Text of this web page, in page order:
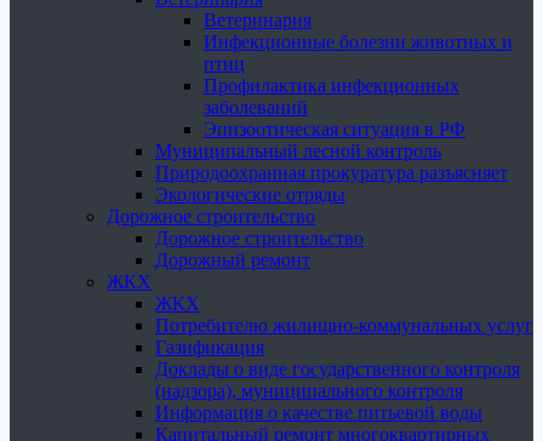
Ветеринария
Инфекционные болезни животных и
птиц
Профилактика инфекционных
заболеваний
Эпизоотическая ситуация в РФ
Муниципальный лесной контроль
Природоохранная прокуратура разъясняет
Экологические отряды
Дорожное строительство
Дорожное строительство
Дорожный ремонт
ЖКХ
ЖКХ
Потребителю жилищно-коммунальных услуг
Газификация
Доклады о виде государственного контроля
(надзора), муниципального контроля
Информация о качестве питьевой воды
Капитальный ремонт многоквартирных